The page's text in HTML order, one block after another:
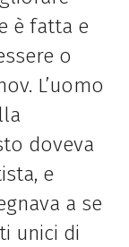
è fatta e
o
L’uomo
doveva
e
a se
unici di